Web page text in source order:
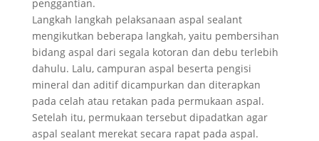
penggantian.
Langkah langkah pelaksanaan aspal sealant
mengikutkan beberapa langkah, yaitu pembersihan
bidang aspal dari segala kotoran dan debu terlebih
dahulu. Lalu, campuran aspal beserta pengisi
mineral dan aditif dicampurkan dan diterapkan
pada celah atau retakan pada permukaan aspal.
Setelah itu, permukaan tersebut dipadatkan agar
aspal sealant merekat secara rapat pada aspal.